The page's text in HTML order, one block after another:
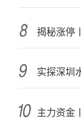
主力资金